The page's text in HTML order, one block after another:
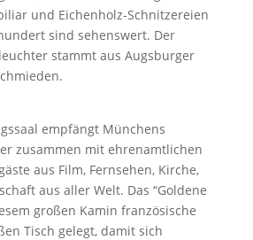
und Eichenholz-Schnitzereien
sind sehenswert. Der
stammt aus Augsburger
empfängt Münchens
zusammen mit ehrenamtlichen
aus Film, Fernsehen, Kirche,
aus aller Welt. Das “Goldene
großen Kamin französische
Tisch gelegt, damit sich